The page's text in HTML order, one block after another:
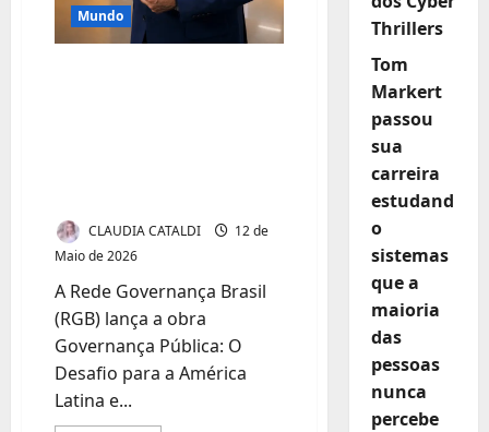
Mundo
CLAUDIA CATALDI
12 de
Maio de 2026
A Rede Governança Brasil
(RGB) lança a obra
Governança Pública: O
Desafio para a América
Latina e...
Thrillers
Tom
Markert
passou
sua
carreira
estudand
o
sistemas
que a
maioria
das
pessoas
nunca
percebe